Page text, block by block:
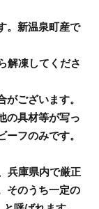
。新温泉町産で
解凍してくださ
ございます。
の具材等が写っ
フのみです。
兵庫県内で厳正
そのうち一定の